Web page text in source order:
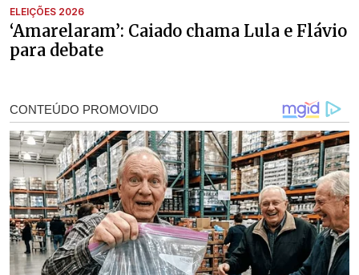
ELEIÇÕES 2026
‘Amarelaram’: Caiado chama Lula e Flávio
para debate